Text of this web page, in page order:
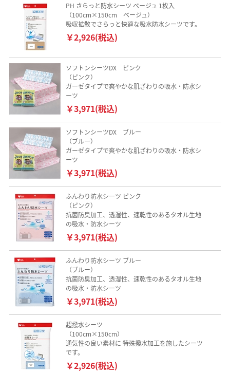
PH さらっと防水シーツ ベージュ 1枚入
（100cm×150cm ベージュ）
吸収拡散でさらっと快適な吸水防水シーツです。
￥2,926(税込)
ソフトンシーツDX ピンク
（ピンク）
ガーゼタイプで爽やかな肌ざわりの吸水・防水シ
ーツ
￥3,971(税込)
ソフトンシーツDX ブルー
（ブルー）
ガーゼタイプで爽やかな肌ざわりの吸水・防水シ
ーツ
￥3,971(税込)
ふんわり防水シーツ ピンク
（ピンク）
抗菌防臭加工、透湿性、速乾性のあるタオル生地
の吸水・防水シーツ
￥3,971(税込)
ふんわり防水シーツ ブルー
（ブルー）
抗菌防臭加工、透湿性、速乾性のあるタオル生地
の吸水・防水シーツ
￥3,971(税込)
超撥水シーツ
（100cm×150cm）
通気性の良い素材に 特殊撥水加工を施したシーツ
です。
￥2,926(税込)